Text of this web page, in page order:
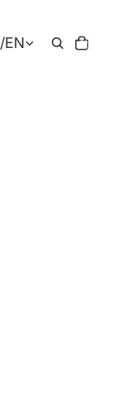
/EN
items
in